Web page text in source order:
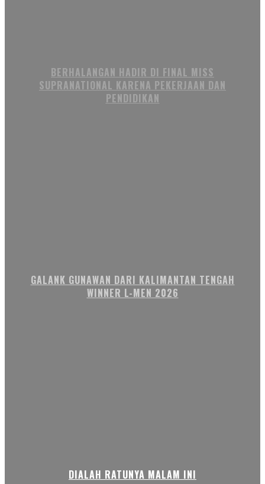
BERHALANGAN HADIR DI FINAL MISS
SUPRANATIONAL KARENA PEKERJAAN DAN
PENDIDIKAN
GALANK GUNAWAN DARI KALIMANTAN TENGAH
WINNER L-MEN 2026
DIALAH RATUNYA MALAM INI